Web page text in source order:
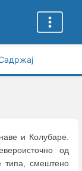
и Колубаре.
од
типа, смештено